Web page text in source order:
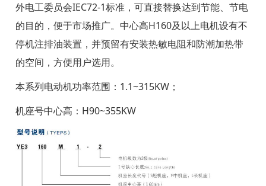
外电工委员会IEC72-1标准，可直接替换达到节能、节电
的目的，便于市场推广。中心高H160及以上电机设有不
停机注排油装置，并预留有安装热敏电阻和防潮加热带
的空间，方便用户选用。
本系列电动机功率范围：1.1~315KW；
机座号中心高：H90~355KW